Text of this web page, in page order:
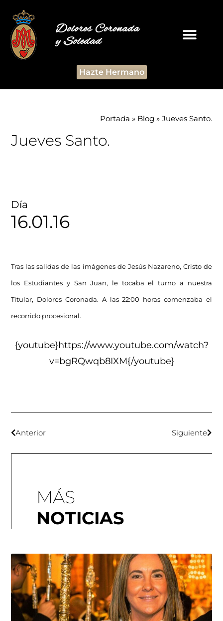
Dolores Coronada
y Soledad
Hazte Hermano
Portada » Blog » Jueves Santo.
Jueves Santo.
Día
16.01.16
Tras las salidas de las imágenes de Jesús Nazareno, Cristo de
los Estudiantes y San Juan, le tocaba el turno a nuestra
Titular, Dolores Coronada. A las 22:00 horas comenzaba el
recorrido procesional.
{youtube}https://www.youtube.com/watch?
v=bgRQwqb8IXM{/youtube}
Anterior Siguiente
MÁS
NOTICIAS